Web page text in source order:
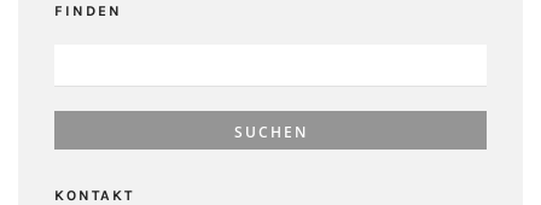
FINDEN
KONTAKT